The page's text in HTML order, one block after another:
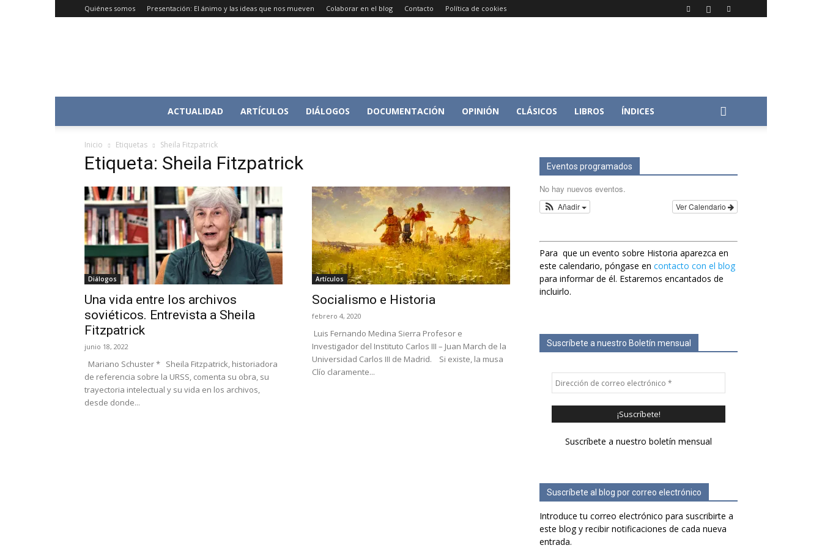
Quiénes somos Presentación: El ánimo y las ideas que nos mueven Colaborar en el blog Contacto Política de cookies
Conversacion
Historia
ACTUALIDAD ARTÍCULOS DIÁLOGOS DOCUMENTACIÓN OPINIÓN CLÁSICOS LIBROS ÍNDICES
Inicio Etiquetas Sheila Fitzpatrick
Etiqueta: Sheila Fitzpatrick
Diálogos
Una vida entre los archivos
soviéticos. Entrevista a Sheila
Fitzpatrick
junio 18, 2022
Mariano Schuster * Sheila Fitzpatrick, historiadora
de referencia sobre la URSS, comenta su obra, su
trayectoria intelectual y su vida en los archivos,
desde donde...
Artículos
Socialismo e Historia
febrero 4, 2020
Luis Fernando Medina Sierra Profesor e
Investigador del Instituto Carlos III – Juan March de la
Universidad Carlos III de Madrid. Si existe, la musa
Clío claramente...
Eventos programados
No hay nuevos eventos.
Ver Calendario
Añadir
Para que un evento sobre Historia aparezca en
este calendario, póngase en contacto con el blog
para informar de él. Estaremos encantados de
incluirlo.
Suscríbete a nuestro Boletín mensual
Suscríbete a nuestro boletín mensual
Suscríbete al blog por correo electrónico
Introduce tu correo electrónico para suscribirte a
este blog y recibir notificaciones de cada nueva
entrada.